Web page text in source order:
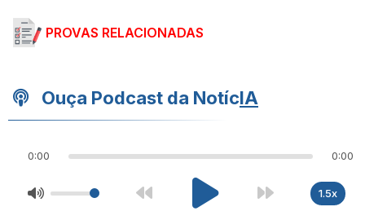
PROVAS RELACIONADAS
Ouça Podcast da NotícIA
0:00 0:00
1.5x